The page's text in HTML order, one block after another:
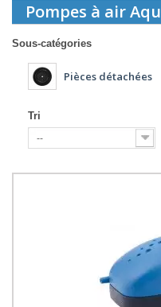
Pompes à air
Sous-catégories
Pièces détachées
Tri
--